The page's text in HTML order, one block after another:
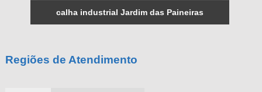
calha industrial Jardim das Paineiras
Regiões de Atendimento